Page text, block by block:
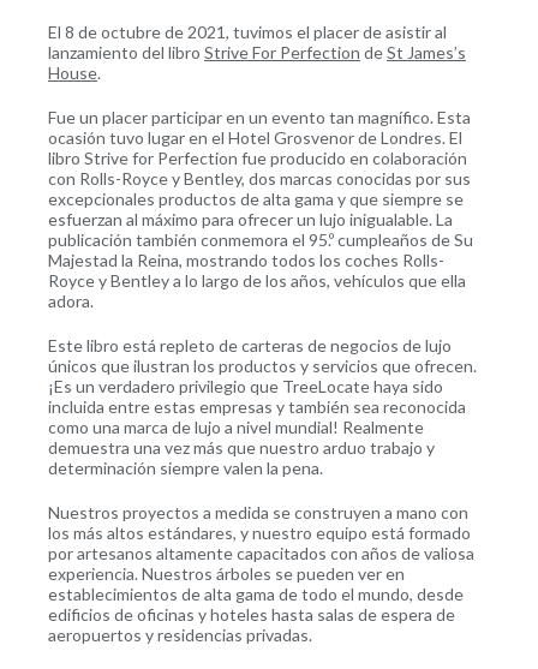
El 8 de octubre de 2021, tuvimos el placer de asistir al
lanzamiento del libro Strive For Perfection deSt James’s
House.
Fue un placer participar en un evento tan magnífico. Esta
ocasión tuvo lugar en el Hotel Grosvenor de Londres. El
libro Strive for Perfection fue producido en colaboración
con Rolls-Royce y Bentley, dos marcas conocidas por sus
excepcionales productos de alta gama y que siempre se
esfuerzan al máximo para ofrecer un lujo inigualable. La
publicación también conmemora el 95.º cumpleaños de Su
Majestad la Reina, mostrando todos los coches Rolls-
Royce y Bentley a lo largo de los años, vehículos que ella
adora.
Este libro está repleto de carteras de negocios de lujo
únicos que ilustran los productos y servicios que ofrecen.
¡Es un verdadero privilegio que TreeLocate haya sido
incluida entre estas empresas y también sea reconocida
como una marca de lujo a nivel mundial! Realmente
demuestra una vez más que nuestro arduo trabajo y
determinación siempre valen la pena.
Nuestros proyectos a medida se construyen a mano con
los más altos estándares, y nuestro equipo está formado
por artesanos altamente capacitados con años de valiosa
experiencia. Nuestros árboles se pueden ver en
establecimientos de alta gama de todo el mundo, desde
edificios de oficinas y hoteles hasta salas de espera de
aeropuertos y residencias privadas.